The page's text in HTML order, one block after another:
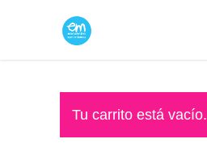
Tu carrito está vacío.